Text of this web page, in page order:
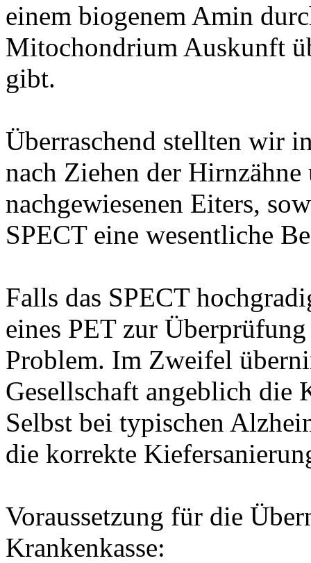
einem biogenem Amin
Mitochondrium Auskunft
gibt.
Überraschend stellten wir
nach Ziehen der
nachgewiesenen Eiters,
SPECT eine wesentliche
Falls das SPECT
eines PET zur
Problem. Im Zweifel
Gesellschaft angeblich die
Selbst bei typischen
die korrekte
Voraussetzung für die
Krankenkasse: